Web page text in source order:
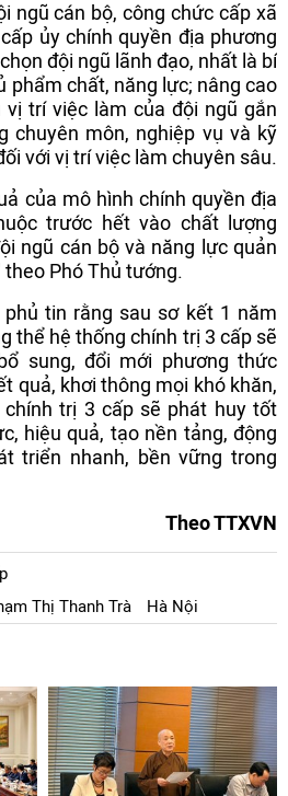
ngũ cán bộ, công chức cấp xã
ủy chính quyền địa phương
đội ngũ lãnh đạo, nhất là bí
phẩm chất, năng lực; nâng cao
trí việc làm của đội ngũ gắn
chuyên môn, nghiệp vụ và kỹ
với vị trí việc làm chuyên sâu.
của mô hình chính quyền địa
trước hết vào chất lượng
ngũ cán bộ và năng lực quản
Phó Thủ tướng.
tin rằng sau sơ kết 1 năm
thể hệ thống chính trị 3 cấp sẽ
sung, đổi mới phương thức
quả, khơi thông mọi khó khăn,
trị 3 cấp sẽ phát huy tốt
hiệu quả, tạo nền tảng, động
triển nhanh, bền vững trong
Theo TTXVN
Thị Thanh Trà
Hà Nội